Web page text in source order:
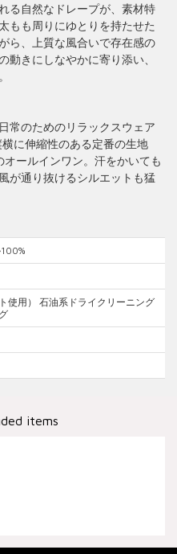
る自然なドレープが、素材特
もも周りにゆとりを持たせた
ら、上質な風合いで存在感の
動きにしなやかに寄り添い、
常のためのリラックスウェア
横に伸縮性のある定番の生地
オールインワン。汗をかいても
が通り抜けるシルエットも猛
使用） 石油系ドライクリーニング
items